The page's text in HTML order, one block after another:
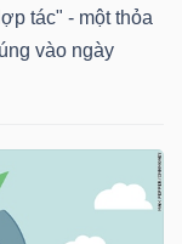
tác" - một thỏa
vào ngày